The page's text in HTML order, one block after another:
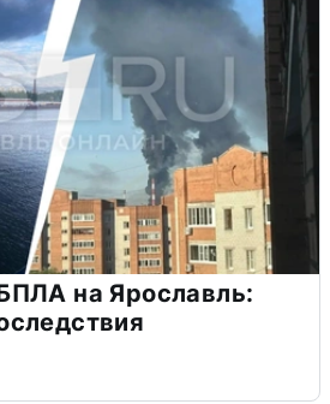
на Ярославль: